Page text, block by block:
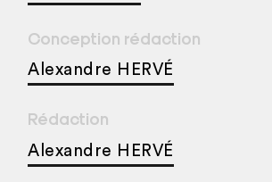
Conception rédaction
Alexandre HERVÉ
Rédaction
Alexandre HERVÉ